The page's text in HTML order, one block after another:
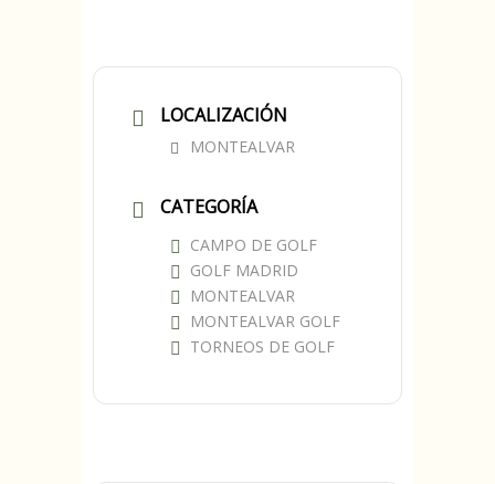
LOCALIZACIÓN
MONTEALVAR
CATEGORÍA
CAMPO DE GOLF
GOLF MADRID
MONTEALVAR
MONTEALVAR GOLF
TORNEOS DE GOLF